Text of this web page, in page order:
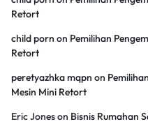
Retort
child porn on Pemilihan
Retort
peretyazhka mqpn on
Mesin Mini Retort
Eric Joneson Bisnis Rumahan